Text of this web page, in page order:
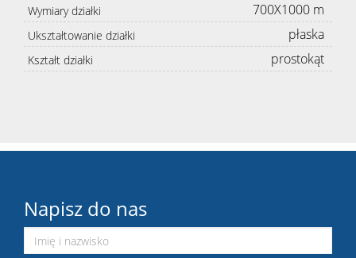
Wymiary działki 700X1000 m
Ukształtowanie działki płaska
Kształt działki prostokąt
Napisz do nas